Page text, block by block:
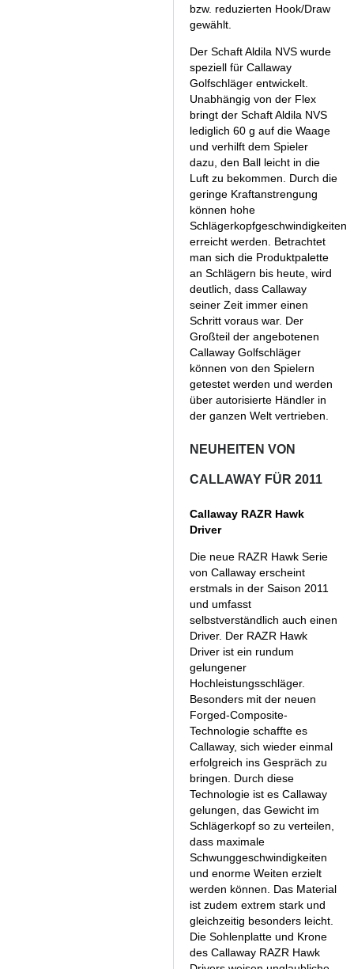
bzw. reduzierten Hook/Draw
gewählt.
Der Schaft Aldila NVS wurde
speziell für Callaway
Golfschläger entwickelt.
Unabhängig von der Flex
bringt der Schaft Aldila NVS
lediglich 60 g auf die Waage
und verhilft dem Spieler
dazu, den Ball leicht in die
Luft zu bekommen. Durch die
geringe Kraftanstrengung
können hohe
Schlägerkopfgeschwindigkeiten
erreicht werden. Betrachtet
man sich die Produktpalette
an Schlägern bis heute, wird
deutlich, dass Callaway
seiner Zeit immer einen
Schritt voraus war. Der
Großteil der angebotenen
Callaway Golfschläger
können von den Spielern
getestet werden und werden
über autorisierte Händler in
der ganzen Welt vertrieben.
NEUHEITEN VON
CALLAWAY FÜR 2011
Callaway RAZR Hawk
Driver
Die neue RAZR Hawk Serie
von Callaway erscheint
erstmals in der Saison 2011
und umfasst
selbstverständlich auch einen
Driver. Der RAZR Hawk
Driver ist ein rundum
gelungener
Hochleistungsschläger.
Besonders mit der neuen
Forged-Composite-
Technologie schaffte es
Callaway, sich wieder einmal
erfolgreich ins Gespräch zu
bringen. Durch diese
Technologie ist es Callaway
gelungen, das Gewicht im
Schlägerkopf so zu verteilen,
dass maximale
Schwunggeschwindigkeiten
und enorme Weiten erzielt
werden können. Das Material
ist zudem extrem stark und
gleichzeitig besonders leicht.
Die Sohlenplatte und Krone
des Callaway RAZR Hawk